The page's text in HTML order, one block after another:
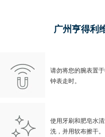
广州亨得利
请勿将您的腕表置
钟表走时。
使用牙刷和肥皂水
洗，并用软布擦干。